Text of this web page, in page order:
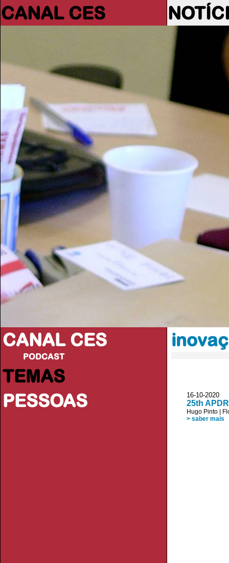
CANAL CES
CANAL CES
PODCAST
TEMAS
PESSOAS
16-10-
25th
Hugo Pinto
> saber mais